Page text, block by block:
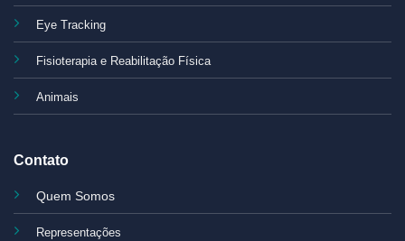
Eye Tracking
Fisioterapia e Reabilitação Física
Animais
Contato
Quem Somos
Representações